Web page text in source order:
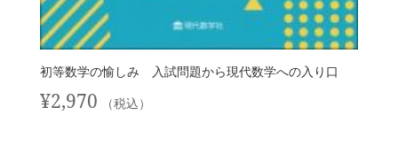
初等数学の愉しみ 入試問題から現代数学への入り口
¥2,970 （税込）